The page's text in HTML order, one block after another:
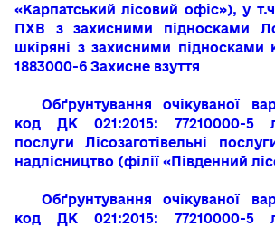
«Карпатський лісовий офіс»),у
ПХВ з захисними підносками
шкіряні з захисними підносками
1883000-6 Захисне взуття
Обґрунтування очікуваної
код ДК 021:2015: 77210000-5
послугиЛісозаготівельні
надлісництво (філії «Південний
Обґрунтування очікуваної
код ДК 021:2015: 77210000-5